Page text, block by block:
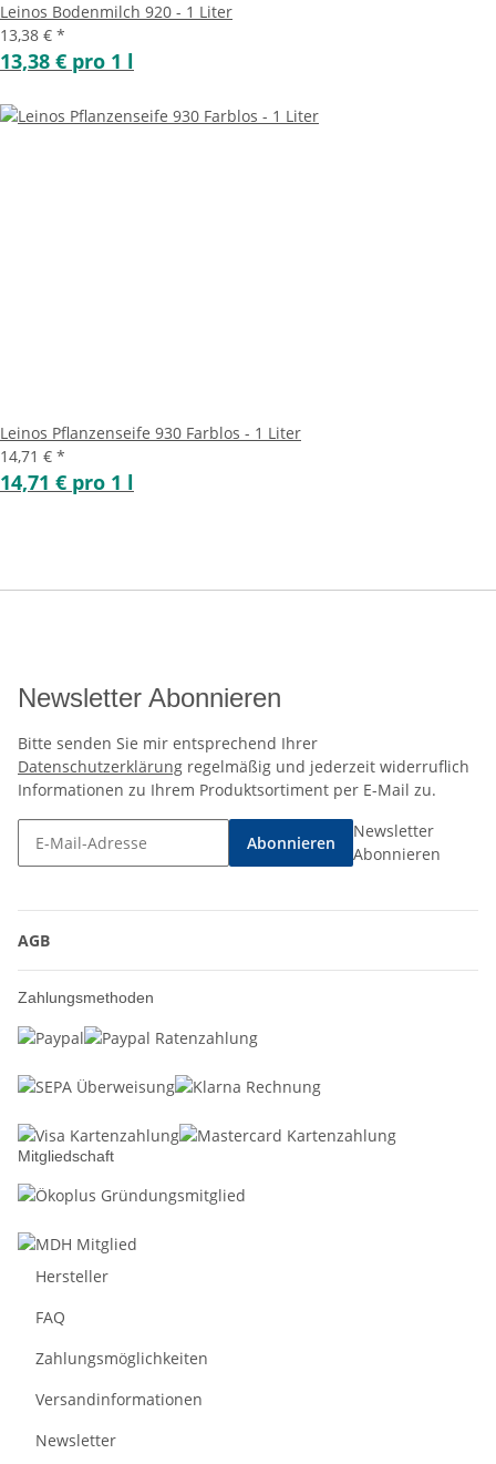
Leinos Bodenmilch 920 - 1 Liter
13,38 € *
13,38 € pro 1 l
Leinos Pflanzenseife 930 Farblos - 1 Liter
14,71 € *
14,71 € pro 1 l
Newsletter Abonnieren
Bitte senden Sie mir entsprechend Ihrer
Datenschutzerklärung regelmäßig und jederzeit widerruflich
Informationen zu Ihrem Produktsortiment per E-Mail zu.
Abonnieren
Newsletter
Abonnieren
AGB
Zahlungsmethoden
Mitgliedschaft
Hersteller
FAQ
Zahlungsmöglichkeiten
Versandinformationen
Newsletter